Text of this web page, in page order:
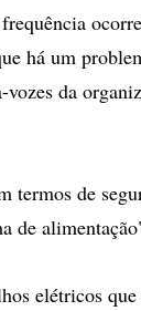
há um
vozes da
termos de
de
elétricos